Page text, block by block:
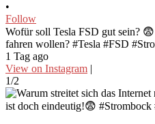
•
Follow
Wofür soll Tesla FSD gut sein?
fahren wollen? #Tesla #FSD
1 Tag ago
View on Instagram |
1/2